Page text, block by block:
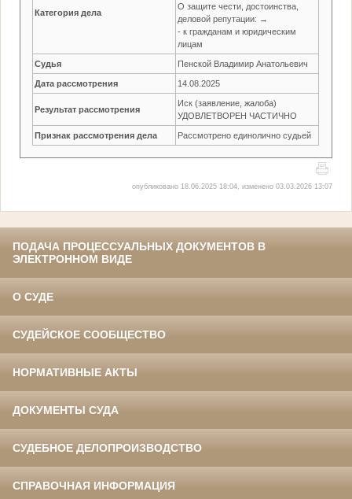
Категория дела
О защите чести, достоинства,
деловой репутации: →
- к гражданам и юридическим
лицам
Судья Пенской Владимир Анатольевич
Дата рассмотрения 14.08.2025
Результат рассмотрения
Иск (заявление, жалоба)
УДОВЛЕТВОРЕН ЧАСТИЧНО
Признак рассмотрения дела Рассмотрено единолично судьей
опубликовано 18.06.2025 18:04, изменено 03.03.2026 13:07
ПОДАЧА ПРОЦЕССУАЛЬНЫХ ДОКУМЕНТОВ В
ЭЛЕКТРОННОМ ВИДЕ
О СУДЕ
СУДЕЙСКОЕ СООБЩЕСТВО
НОРМАТИВНЫЕ АКТЫ
ДОКУМЕНТЫ СУДА
СУДЕБНОЕ ДЕЛОПРОИЗВОДСТВО
СПРАВОЧНАЯ ИНФОРМАЦИЯ